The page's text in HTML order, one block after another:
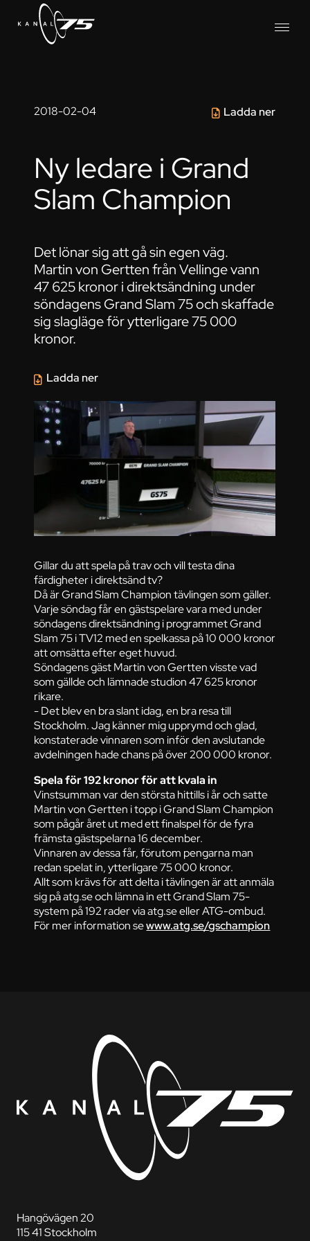
2018-02-04 Ladda ner
Ny ledare i Grand
Slam Champion
Det lönar sig att gå sin egen väg.
Martin von Gertten från Vellinge vann
47 625 kronor i direktsändning under
söndagens Grand Slam 75 och skaffade
sig slagläge för ytterligare 75 000
kronor.
Gillar du att spela på trav och vill testa dina
färdigheter i direktsänd tv?
Då är Grand Slam Champion tävlingen som gäller.
Varje söndag får en gästspelare vara med under
söndagens direktsändning i programmet Grand
Slam 75 i TV12 med en spelkassa på 10 000 kronor
att omsätta efter eget huvud.
Söndagens gäst Martin von Gertten visste vad
som gällde och lämnade studion 47 625 kronor
rikare.
- Det blev en bra slant idag, en bra resa till
Stockholm. Jag känner mig upprymd och glad,
konstaterade vinnaren som inför den avslutande
avdelningen hade chans på över 200 000 kronor.
Spela för 192 kronor för att kvala in
Vinstsumman var den största hittills i år och satte
Martin von Gertten i topp i Grand Slam Champion
som pågår året ut med ett finalspel för de fyra
främsta gästspelarna 16 december.
Vinnaren av dessa får, förutom pengarna man
redan spelat in, ytterligare 75 000 kronor.
Allt som krävs för att delta i tävlingen är att anmäla
sig på atg.se och lämna in ett Grand Slam 75-
system på 192 rader via atg.se eller ATG-ombud.
För mer information sewww.atg.se/gschampion
Ladda ner
Hangövägen 20
115 41 Stockholm